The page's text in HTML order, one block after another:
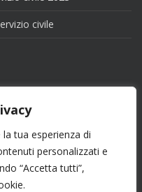
tua esperienza di
personalizzati e
“Accetta tutti”,
civile